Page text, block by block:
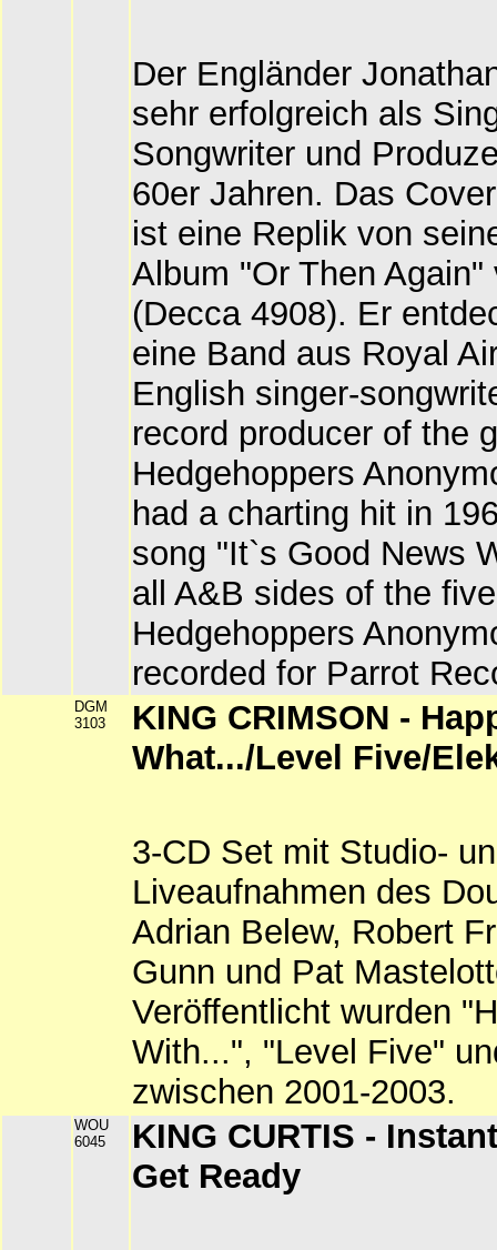
Der Engländer
sehr erfolgreich als
Songwriter und
60er Jahren. Das
ist eine Replik von
Album "Or Then Again"
(Decca 4908). Er
eine Band aus Royal
English singer-
record producer of the
Hedgehoppers
had a charting hit in
song "It`s Good News
all A&B sides of the
Hedgehoppers
recorded for Parrot
DGM
3103
KING CRIMSON -
What.../Level Five/
3-CD Set mit Studio-
Liveaufnahmen des
Adrian Belew, Robert
Gunn und Pat
Veröffentlicht wurden
With...", "Level Five"
zwischen 2001-2003.
WOU
6045
KING CURTIS -
Get Ready